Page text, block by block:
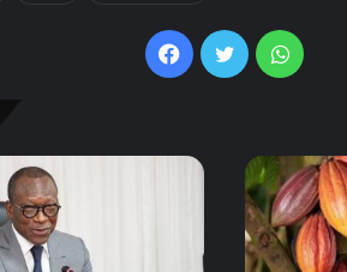
Facebook
Twitter